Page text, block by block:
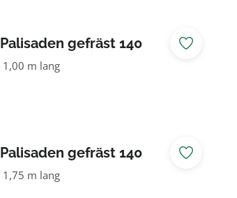
Palisaden gefräst 140
NADELHOLZ
1,00 m lang
Palisaden gefräst 140
NADELHOLZ
1,75 m lang